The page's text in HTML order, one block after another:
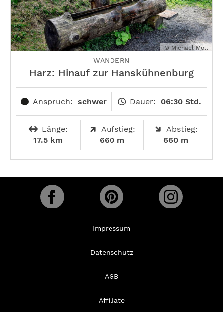
© Michael Moll
WANDERN
Harz: Hinauf zur ­Hanskühnenburg
Anspruch: schwer Dauer: 06:30 Std.
Länge:
17.5 km
Aufstieg:
660 m
Abstieg:
660 m
Impressum
Datenschutz
AGB
Affiliate